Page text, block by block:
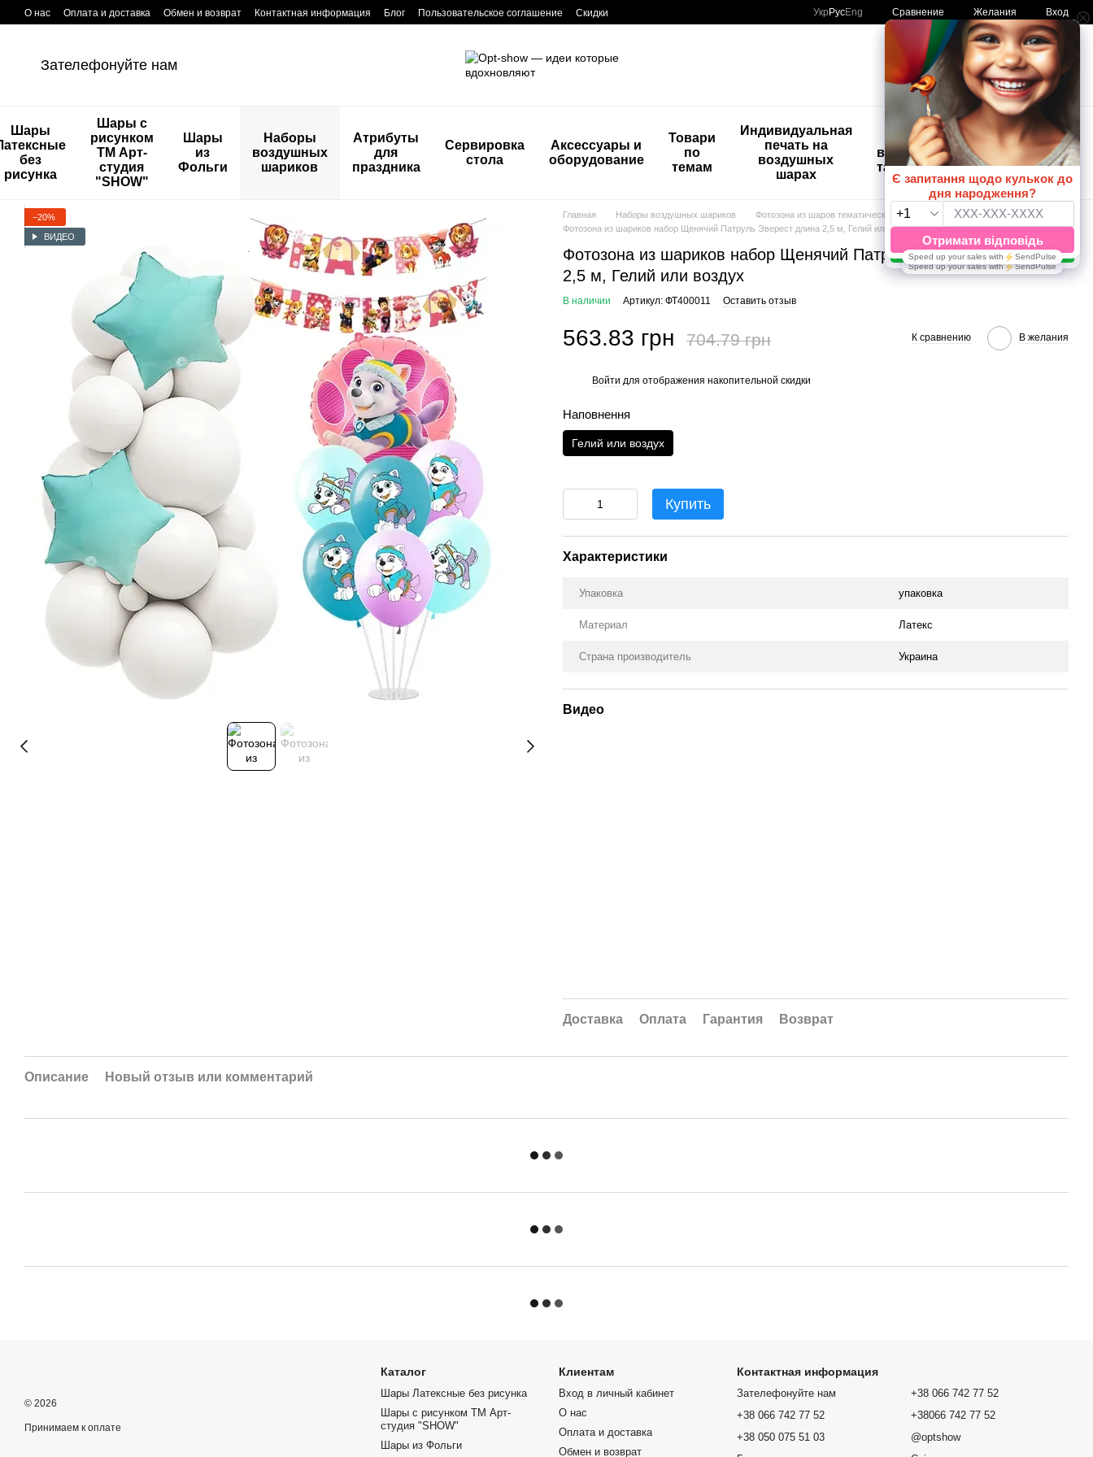
Перейти к основному контенту
О нас Оплата и доставка Обмен и возврат Контактная информация Блог Пользовательское соглашение Скидки Укр РусEng Сравнение Желания Вход
Зателефонуйте нам Мой заказ
Шары
без
рисунка
Шары с
рисунком
ТМ Арт-
студия
"SHOW"
Шары
из
Фольги
Наборы
воздушных
шариков
Атрибуты
для
праздника
Сервировка
стола
Аксессуары и
оборудование
Товари
по
темам
Индивидуальная
печать на
воздушных
шарах
Детские
временные
татуировки
🚨🚨🚨
Распродажа
Шары с
рисунком
😀🎈
−20%
ВИДЕО
Главная Наборы воздушных шариков
Фотозона из шаров тематические
Фотозона из шариков набор Щенячий Патруль Эверест длина 2,5 м, Гелий или воздух
Фотозона из шариков набор Щенячий Патруль Эверест длина
2,5 м, Гелий или воздух
В наличии Артикул: ФТ400011 Оставить отзыв
563.83 грн 704.79 грн К сравнению В желания
Войти для отображения накопительной скидки
Наповнення
Гелий или воздух
Купить
Характеристики
Упаковка упаковка
Материал Латекс
Страна производитель Украина
Видео
Доставка Оплата Гарантия Возврат
Описание Новый отзыв или комментарий
© 2026
Принимаем к оплате
Каталог
Шары Латексные без рисунка
Шары с рисунком ТМ Арт-
студия "SHOW"
Шары из Фольги
Клиентам
Вход в личный кабинет
О нас
Оплата и доставка
Обмен и возврат
Контактная информация
Зателефонуйте нам
+38 066 742 77 52
+38 050 075 51 03
+38 066 742 77 52
+38066 742 77 52
@optshow